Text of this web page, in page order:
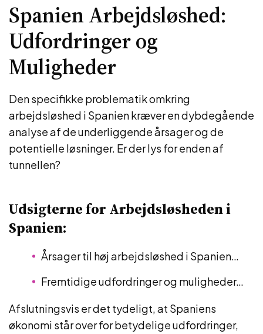
Spanien Arbejdsløshed:
Udfordringer og
Muligheder
Den specifikke problematik omkring
arbejdsløshed i Spanien kræver en dybdegående
analyse af de underliggende årsager og de
potentielle løsninger. Er der lys for enden af
tunnellen?
Udsigterne for Arbejdsløsheden i
Spanien:
Årsager til høj arbejdsløshed i Spanien…
Fremtidige udfordringer og muligheder…
Afslutningsvis er det tydeligt, at Spaniens
økonomi står over for betydelige udfordringer,